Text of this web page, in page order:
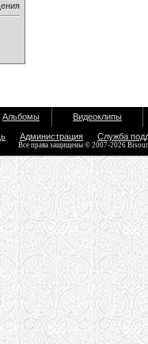
Альбомы Видеоклипы
Администрация Служба
Все права защищены © 2007-2026